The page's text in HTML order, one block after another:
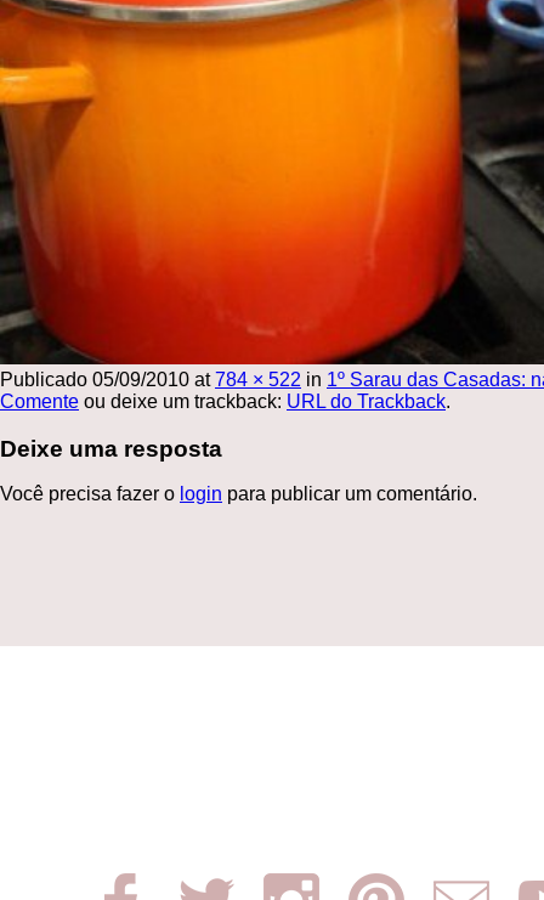
Publicado 05/09/2010 at784 × 522 in 1º Sarau das Casadas:
Comente ou deixe um trackback: URL do Trackback.
Deixe uma resposta
Você precisa fazer o login para publicar um comentário.